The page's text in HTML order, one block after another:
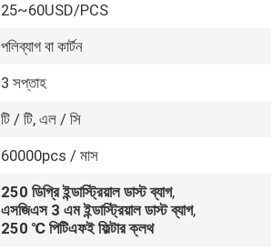
25~60USD/PCS
পলিব্যাগ বা কার্টন
3 সপ্তাহ
টি / টি, এল / সি
60000pcs / মাস
250 ডিগ্রি ইন্ডাস্ট্রিয়াল ডাস্ট ব্যাগ,
এসজিএস 3 এম ইন্ডাস্ট্রিয়াল ডাস্ট ব্যাগ,
250 ℃ পিটিএফই ফিল্টার ক্লথ